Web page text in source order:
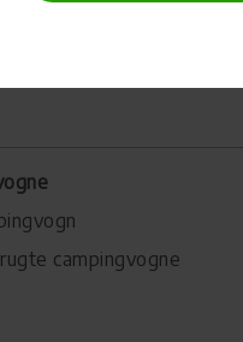
campingvogne